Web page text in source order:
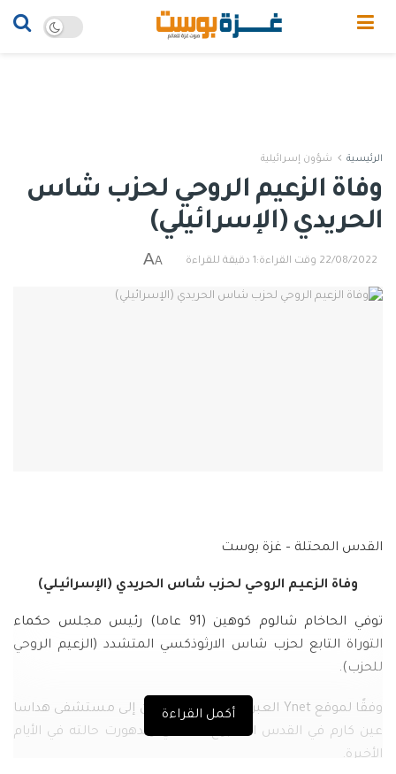
الرئيسية شؤون إسرائيلية
وفاة الزعيم الروحي لحزب شاس
الحريدي (الإسرائيلي)
22/08/2022 وقت القراءة:1 دقيقة للقراءة A
A
القدس المحتلة – غزة بوست
وفاة الزعيم الروحي لحزب شاس الحريدي (الإسرائيلي)
توفي الحاخام شالوم كوهين (91 عاما) رئيس مجلس حكماء
التوراة التابع لحزب شاس الارثوذكسي المتشدد (الزعيم الروحي
للحزب).
وفقًا لموقع Ynet العبري ، تم إدخال كوهين إلى مستشفى هداسا
عين كارم في القدس الأسبوع الماضي وتدهورت حالته في الأيام
الأخيرة.
أكمل القراءة